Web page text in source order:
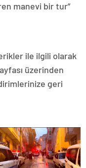
manevi bir tur”
ile ilgili olarak
üzerinden
geri